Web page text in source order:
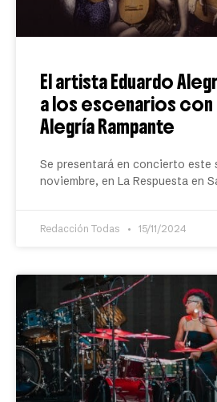
El artista Eduardo
a los escenarios con
Alegría Rampante
Se presentará en concierto este
noviembre, en La Respuesta en
Redacción Todas 15/11/2024